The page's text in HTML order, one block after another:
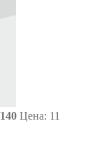
Цена: 11